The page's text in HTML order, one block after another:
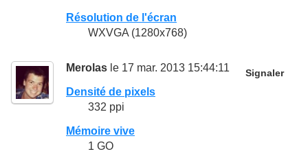
Résolution de l'écran
WXVGA (1280x768)
Merolas le 17 mar. 2013 15:44:11 Signaler
Densité de pixels
332 ppi
Mémoire vive
1 GO